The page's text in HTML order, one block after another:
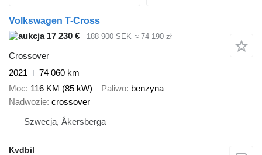
Volkswagen T-Cross
17 230 €
188 900 SEK ≈ 74 190 zł
Crossover
2021
74 060 km
Moc 116 KM (85 kW) Paliwo benzyna
Nadwozie crossover
Szwecja, Åkersberga
Kvdbil